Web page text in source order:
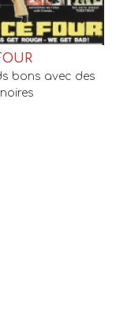
bons avec des